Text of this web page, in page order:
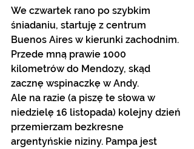
We czwartek rano po szybkim
śniadaniu, startuję z centrum
Buenos Aires w kierunki zachodnim.
Przede mną prawie 1000
kilometrów do Mendozy, skąd
zacznę wspinaczkę w Andy.
Ale na razie (a piszę te słowa w
niedzielę 16 listopada) kolejny dzień
przemierzam bezkresne
argentyńskie niziny. Pampa jest